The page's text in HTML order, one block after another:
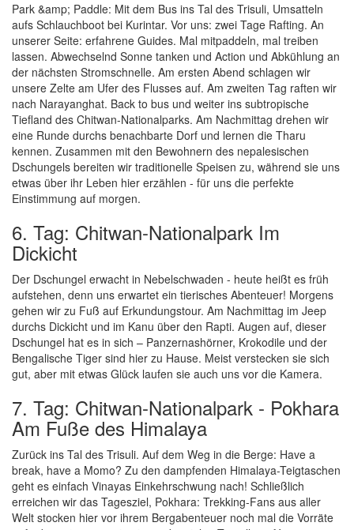
Park &amp; Paddle: Mit dem Bus ins Tal des Trisuli, Umsatteln
aufs Schlauchboot bei Kurintar. Vor uns: zwei Tage Rafting. An
unserer Seite: erfahrene Guides. Mal mitpaddeln, mal treiben
lassen. Abwechselnd Sonne tanken und Action und Abkühlung an
der nächsten Stromschnelle. Am ersten Abend schlagen wir
unsere Zelte am Ufer des Flusses auf. Am zweiten Tag raften wir
nach Narayanghat. Back to bus und weiter ins subtropische
Tiefland des Chitwan-Nationalparks. Am Nachmittag drehen wir
eine Runde durchs benachbarte Dorf und lernen die Tharu
kennen. Zusammen mit den Bewohnern des nepalesischen
Dschungels bereiten wir traditionelle Speisen zu, während sie uns
etwas über ihr Leben hier erzählen - für uns die perfekte
Einstimmung auf morgen.
6. Tag: Chitwan-Nationalpark Im
Dickicht
Der Dschungel erwacht in Nebelschwaden - heute heißt es früh
aufstehen, denn uns erwartet ein tierisches Abenteuer! Morgens
gehen wir zu Fuß auf Erkundungstour. Am Nachmittag im Jeep
durchs Dickicht und im Kanu über den Rapti. Augen auf, dieser
Dschungel hat es in sich – Panzernashörner, Krokodile und der
Bengalische Tiger sind hier zu Hause. Meist verstecken sie sich
gut, aber mit etwas Glück laufen sie auch uns vor die Kamera.
7. Tag: Chitwan-Nationalpark - Pokhara
Am Fuße des Himalaya
Zurück ins Tal des Trisuli. Auf dem Weg in die Berge: Have a
break, have a Momo? Zu den dampfenden Himalaya-Teigtaschen
geht es einfach Vinayas Einkehrschwung nach! Schließlich
erreichen wir das Tagesziel, Pokhara: Trekking-Fans aus aller
Welt stocken hier vor ihrem Bergabenteuer noch mal die Vorräte